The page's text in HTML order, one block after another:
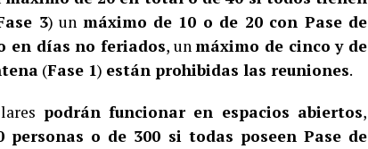
3) un máximo de 10 o de 20 con Pase de
en días no feriados, unmáximo de cinco y de
(Fase 1) están prohibidas las reuniones.
podrán funcionar en espacios abiertos,
personas o de 300 si todas poseen Pase de